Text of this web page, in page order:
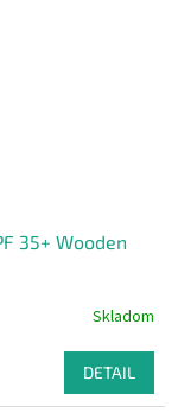
35+ Wooden
Skladom
DETAIL